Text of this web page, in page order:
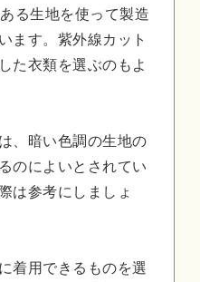
る生地を使って製造
ます。紫外線カット
た衣類を選ぶのもよ
、暗い色調の生地の
のによいとされてい
は参考にしましょ
着用できるものを選